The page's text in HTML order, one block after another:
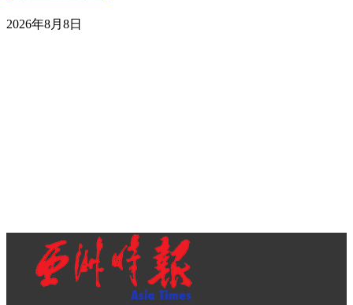
2026年8月8日